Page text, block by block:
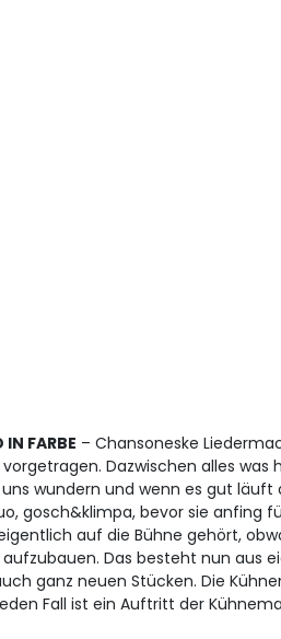
IN FARBE – Chansoneske
Dazwischen alles
wundern und wenn es gut
gosch&klimpa, bevor sie anfing
auf die Bühne gehört,
Das besteht nun aus
ganz neuen Stücken. Die
Fall ist ein Auftritt der